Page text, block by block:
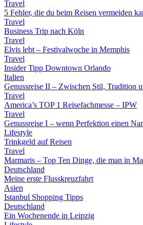
Travel
5 Fehler, die du beim Reisen vermeiden
Travel
Business Trip nach Köln
Travel
Elvis lebt – Festivalwoche in Memphis
Travel
Insider Tipp Downtown Orlando
Italien
Genussreise II – Zwischen Stil, Tradition
Travel
America’s TOP 1 Reisefachmesse – IPW
Travel
Genussreise I – wenn Perfektion einen
Lifestyle
Trinkgeld auf Reisen
Travel
Marmaris – Top Ten Dinge, die man in
Deutschland
Meine erste Flusskreuzfahrt
Asien
Istanbul Shopping Tipps
Deutschland
Ein Wochenende in Leipzig